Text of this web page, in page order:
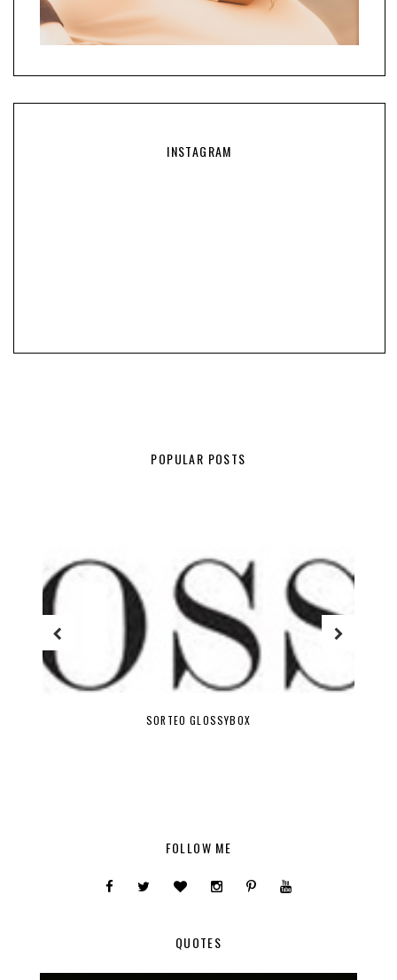
INSTAGRAM
POPULAR POSTS
SORTEO GLOSSYBOX
FOLLOW ME
QUOTES